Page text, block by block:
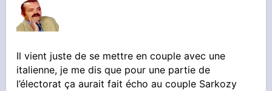
Il vient juste de se mettre en couple avec une
italienne, je me dis que pour une partie de
l’électorat ça aurait fait écho au couple Sarkozy